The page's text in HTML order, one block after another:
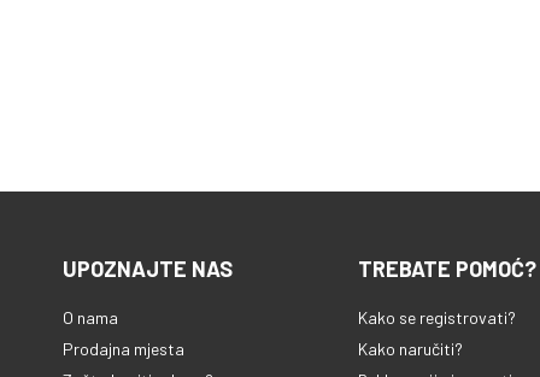
UPOZNAJTE NAS
O nama
Prodajna mjesta
TREBATE POMOĆ?
Kako se registrovati?
Kako naručiti?